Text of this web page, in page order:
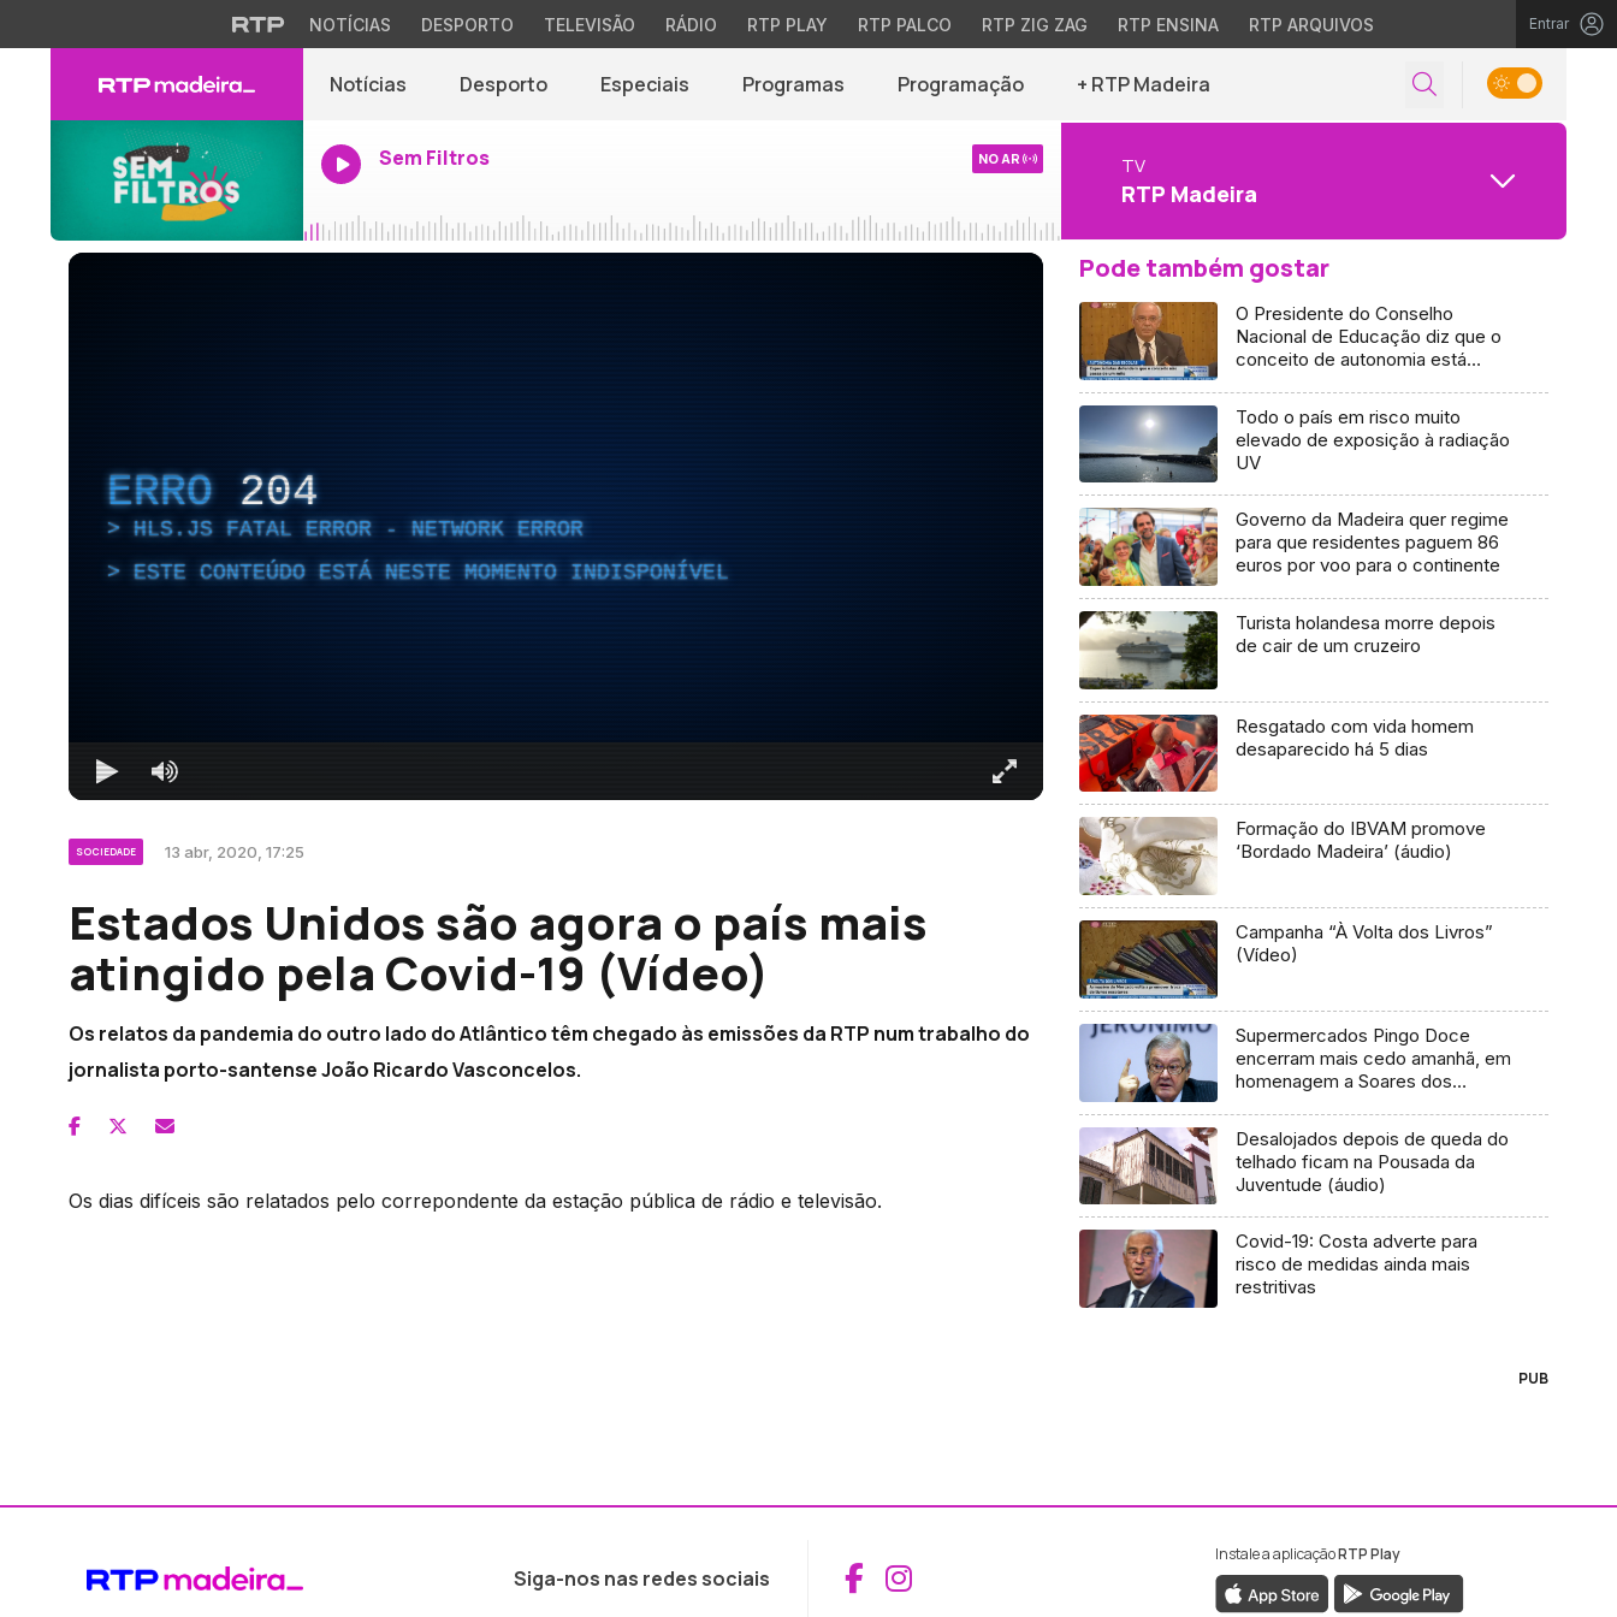
NOTÍCIAS DESPORTO TELEVISÃO RÁDIO RTP PLAY RTP PALCO RTP ZIG ZAG RTP ENSINA RTP ARQUIVOS Entrar
Notícias Desporto Especiais Programas Programação + RTP Madeira
Sem Filtros NO AR TV
RTP Madeira
ERRO 204
HLS.JS FATAL ERROR - NETWORK ERROR
ESTE CONTEÚDO ESTÁ NESTE MOMENTO INDISPONÍVEL
SOCIEDADE 13 abr, 2020, 17:25
Estados Unidos são agora o país mais
atingido pela Covid-19 (Vídeo)
Os relatos da pandemia do outro lado do Atlântico têm chegado às emissões da RTP num trabalho do
jornalista porto-santense João Ricardo Vasconcelos.
Os dias difíceis são relatados pelo correpondente da estação pública de rádio e televisão.
Pode também gostar
O Presidente do Conselho
Nacional de Educação diz que o
conceito de autonomia está
mito (Vídeo)
Todo o país em risco muito
elevado de exposição à radiação
UV
Governo da Madeira quer regime
para que residentes paguem 86
euros por voo para o continente
Turista holandesa morre depois
de cair de um cruzeiro
Resgatado com vida homem
desaparecido há 5 dias
Formação do IBVAM promove
‘Bordado Madeira’ (áudio)
Campanha “À Volta dos Livros”
(Vídeo)
Supermercados Pingo Doce
encerram mais cedo amanhã, em
homenagem a Soares dos
Desalojados depois de queda do
telhado ficam na Pousada da
Juventude (áudio)
Covid-19: Costa adverte para
risco de medidas ainda mais
restritivas
PUB
Siga-nos nas redes sociais Aceder ao Facebook da RTP Madeira
Aceder ao Instagram da RTP Madeira
Instale a aplicaçãoRTP Play